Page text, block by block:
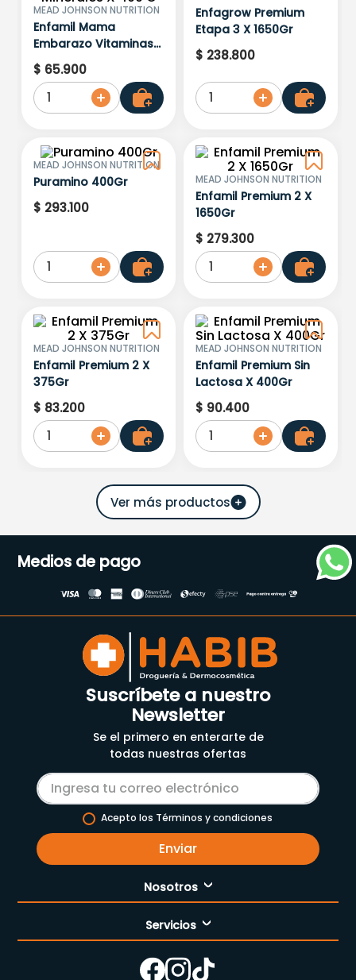
MEAD JOHNSON NUTRITION
Enfamil Mama
Embarazo Vitaminas Y
Minerales X 400 G
$ 65.900
1
Enfagrow Premium
Etapa 3 X 1650Gr
$ 238.800
1
MEAD JOHNSON NUTRITION
Puramino 400Gr
$ 293.100
1
MEAD JOHNSON NUTRITION
Enfamil Premium 2 X
1650Gr
$ 279.300
1
MEAD JOHNSON NUTRITION
Enfamil Premium 2 X
375Gr
$ 83.200
1
MEAD JOHNSON NUTRITION
Enfamil Premium Sin
Lactosa X 400Gr
$ 90.400
1
Medios de pago
Suscríbete a nuestro
Newsletter
Se el primero en enterarte de
todas nuestras ofertas
Acepto los Términos y condiciones
Enviar
Nosotros
Nuestra empresa
Cómo comprar
Servicios
Enfermería